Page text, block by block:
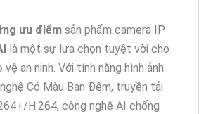
ưu điểm sản phẩm camera IP
là một sự lựa chọn tuyệt vời cho
an ninh. Với tính năng hình ảnh
Có Màu Ban Ðêm, truyền tải
H.264, công nghệ AI chống